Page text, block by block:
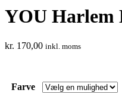
YOU Harlem
kr. 170,00 inkl. moms
Farve